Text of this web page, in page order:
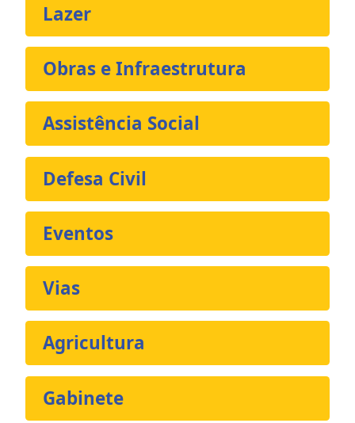
Lazer
Obras e Infraestrutura
Assistência Social
Defesa Civil
Eventos
Vias
Agricultura
Gabinete